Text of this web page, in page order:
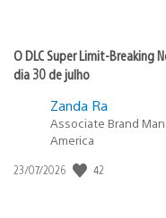
O DLC Super Limit-Breaking
dia 30 de julho
Zanda Ra
Associate Brand
America
Data
23/07/2026 42